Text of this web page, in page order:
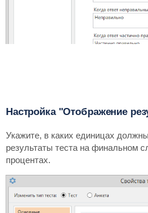
Настройка "Отображение
Укажите, в каких единицах
результаты теста на финальном
процентах.